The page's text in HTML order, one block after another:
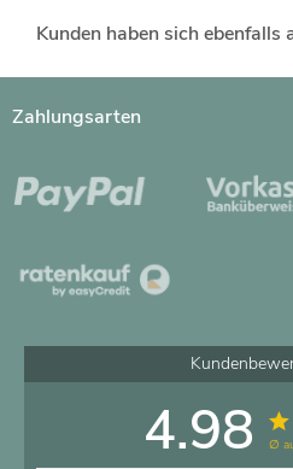
Kunden haben sich ebenfalls
Zahlungsarten
4.98 ∅